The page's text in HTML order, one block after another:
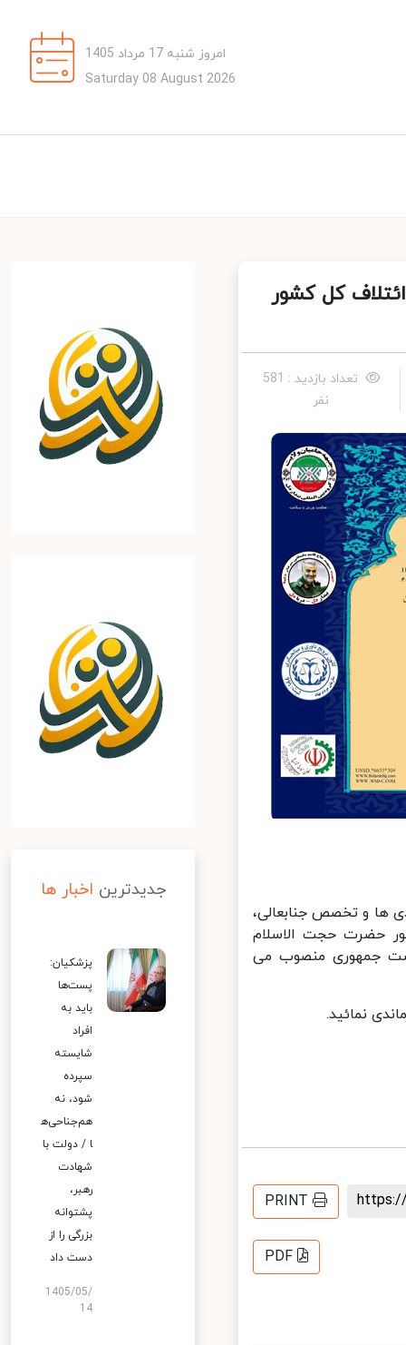
امروز شنبه 17 مرداد 1405
Saturday 08 August 2026
کل کشور
تعداد بازدید : 581
نفر
ها و تخصص جنابعالی،
حضرت حجت الاسلام
جمهوری منصوب می
نمائید.
PRINT
PDF
جدیدترین اخبار ها
پزشکیان:
پست‌ها
باید به
افراد
شایسته
سپرده
شود، نه
هم‌جناحی‌ه
ا / دولت با
شهادت
رهبر،
پشتوانه
بزرگی را از
دست داد
1405/05/
14